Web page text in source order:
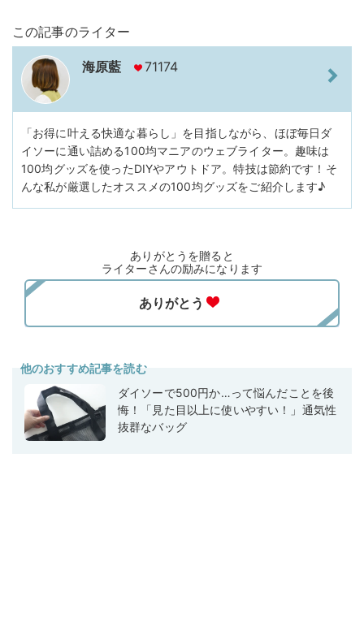
この記事のライター
海原藍 71174
「お得に叶える快適な暮らし」を目指しながら、ほぼ毎日ダ
イソーに通い詰める100均マニアのウェブライター。趣味は
100均グッズを使ったDIYやアウトドア。特技は節約です！そ
んな私が厳選したオススメの100均グッズをご紹介します♪
ありがとうを贈ると
ライターさんの励みになります
他のおすすめ記事を読む
ダイソーで500円か…って悩んだことを後
悔！「見た目以上に使いやすい！」通気性
抜群なバッグ